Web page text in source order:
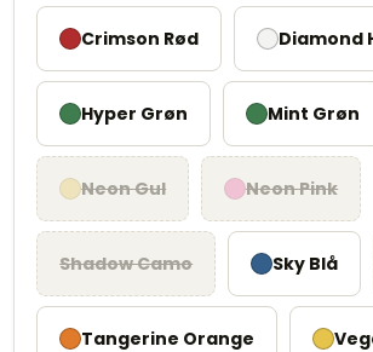
Crimson Rød Diamond
Hyper Grøn Mint Grøn
Neon Gul Neon Pink
Shadow Camo Sky Blå
Tangerine Orange